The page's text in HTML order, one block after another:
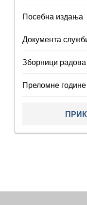
Посебна издања
Документа
Зборници радова
Преломне године